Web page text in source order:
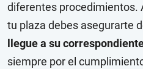
diferentes procedimientos.
tu plaza debes asegurarte
llegue a su
siempre por el